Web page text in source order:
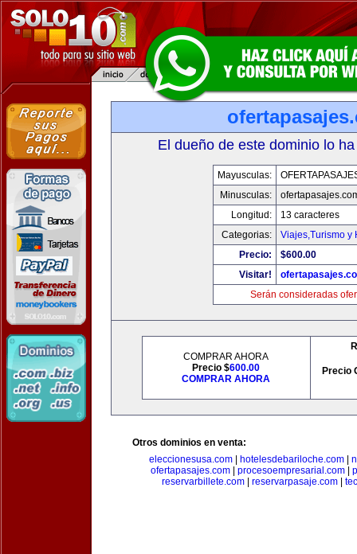
El dueño de este dominio lo
Mayusculas:
Minusculas:
Longitud:
13 caracteres
Categorias:
Viajes,Turismo y
Precio:
$600.00
Visitar!
Serán consideradas
COMPRAR AHORA
Precio $600.00
COMPRAR AHORA
Precio
Otros dominios en venta:
eleccionesusa.com| hotelesdebariloche.com|
ofertapasajes.com| procesoempresarial.com|
reservarbillete.com
reservarpasaje.com